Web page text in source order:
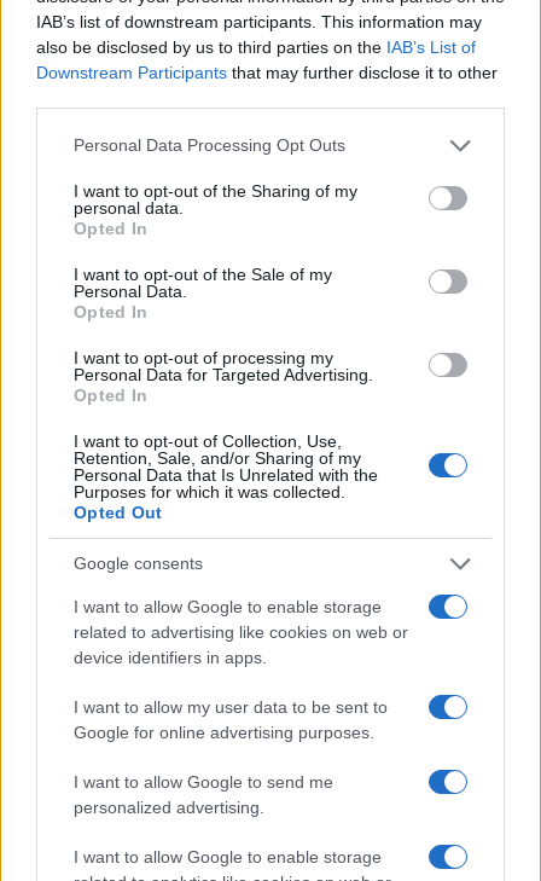
IAB’s list of downstream participants. This information may
also be disclosed by us to third parties on the IAB’s List of
Downstream Participants that may further disclose it to other
Please note that this website/app uses one or more Google
not limited to your visit or usage behaviour. You may click to
grant or deny consent to Google and its third-party tags to
use your data for below specified purposes in below Google
consent section.
Personal Data Processing Opt Outs
I want to opt-out of the Sharing of my
personal data.
Opted In
I want to opt-out of the Sale of my
Personal Data.
Opted In
I want to opt-out of processing my
Personal Data for Targeted Advertising.
Opted In
I want to opt-out of Collection, Use,
Retention, Sale, and/or Sharing of my
Personal Data that Is Unrelated with the
Purposes for which it was collected.
Opted Out
Google consents
I want to allow Google to enable storage
related to advertising like cookies on web or
device identifiers in apps.
I want to allow my user data to be sent to
Google for online advertising purposes.
I want to allow Google to send me
personalized advertising.
I want to allow Google to enable storage